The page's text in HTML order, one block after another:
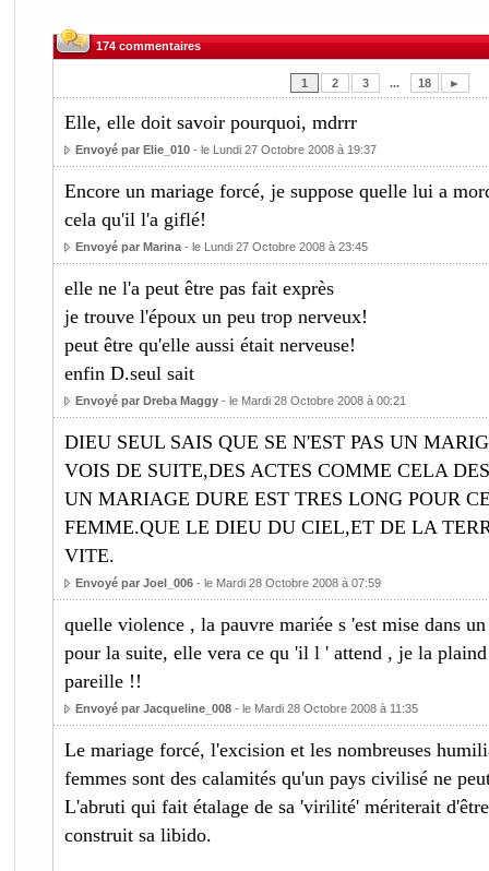
174 commentaires
1 2 3 ... 18 ►
Elle, elle doit savoir pourquoi, mdrrr
Envoyé par Elie_010- le Lundi 27 Octobre 2008 à 19:37
Encore un mariage forcé, je suppose quelle lui a
cela qu'il l'a giflé!
Envoyé par Marina- le Lundi 27 Octobre 2008 à 23:45
elle ne l'a peut être pas fait exprès
je trouve l'époux un peu trop nerveux!
peut être qu'elle aussi était nerveuse!
enfin D.seul sait
Envoyé par Dreba Maggy- le Mardi 28 Octobre 2008 à 00:21
DIEU SEUL SAIS QUE SE N'EST PAS UN
VOIS DE SUITE,DES ACTES COMME CELA
UN MARIAGE DURE EST TRES LONG POUR
FEMME.QUE LE DIEU DU CIEL,ET DE LA
VITE.
Envoyé par Joel_006- le Mardi 28 Octobre 2008 à 07:59
quelle violence , la pauvre mariée s 'est mise dans
pour la suite, elle vera ce qu 'il l ' attend , je la
pareille !!
Envoyé par Jacqueline_008- le Mardi 28 Octobre 2008 à 11:35
Le mariage forcé, l'excision et les nombreuses
femmes sont des calamités qu'un pays civilisé ne
L'abruti qui fait étalage de sa 'virilité' mériterait
construit sa libido.